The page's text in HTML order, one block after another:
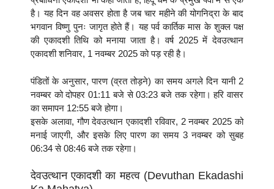
है। यह दिन वह अवसर होता है जब चार महीने की योगनिद्रा के बाद
भगवान विष्णु पुनः जागृत होते हैं। यह पर्व कार्तिक मास के शुक्ल पक्ष
की एकादशी तिथि को मनाया जाता है। वर्ष 2025 में देवउत्थान
एकादशी शनिवार, 1 नवम्बर 2025 को पड़ रही है।
पंडितों के अनुसार, पारण (व्रत तोड़ने) का समय अगले दिन यानी 2
नवम्बर को दोपहर 01:11 बजे से 03:23 बजे तक रहेगा। हरि वासर
का समापन 12:55 बजे होगा।
इसके अलावा, गौण देवउत्थान एकादशी रविवार, 2 नवम्बर 2025 को
मनाई जाएगी, और इसके लिए पारण का समय 3 नवम्बर को सुबह
06:34 से 08:46 बजे तक रहेगा।
देवउत्थान एकादशी का महत्व (Devuthan Ekadashi